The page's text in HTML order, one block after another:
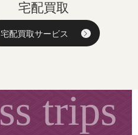
宅配買取
宅配買取サービス